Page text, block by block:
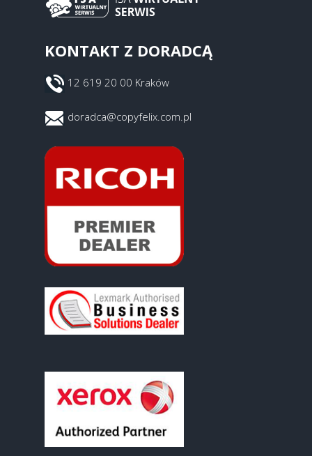
KONTAKT Z DORADCĄ
12 619 20 00 Kraków
doradca@copyfelix.com.pl